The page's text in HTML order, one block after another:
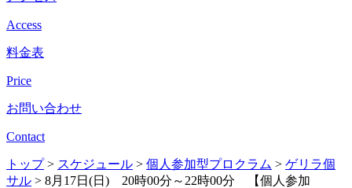
Access
料金表
Price
お問い合わせ
Contact
トップ> スケジュール > 個人参加型プロクラム > ゲリラ個
サル > 8月17日(日) 20時00分～22時00分 【個人参加